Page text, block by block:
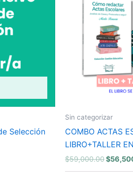
Selección
Sin categorizar
COMBO ACTAS
LIBRO+TALLER
$59,000.00$